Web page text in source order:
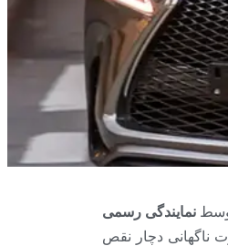
نمایندگی رسمی
ناگهانی دچار نقص